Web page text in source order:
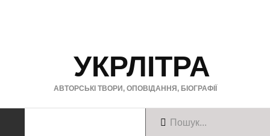
УКРЛІТРА
АВТОРСЬКІ ТВОРИ, ОПОВІДАННЯ, БІОГРАФІЇ